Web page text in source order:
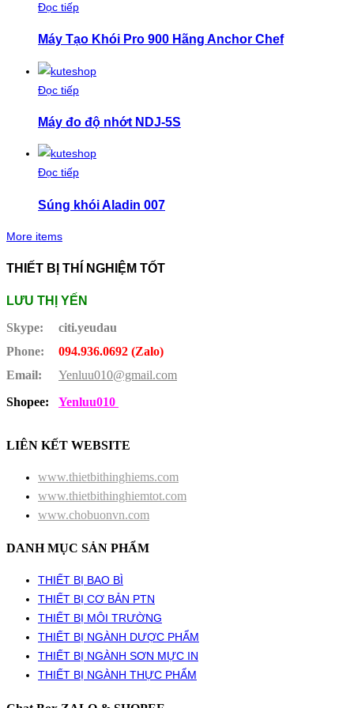
Đọc tiếp
Máy Tạo Khói Pro 900 Hãng Anchor Chef
Đọc tiếp
Máy đo độ nhớt NDJ-5S
Đọc tiếp
Súng khói Aladin 007
More items
THIẾT BỊ THÍ NGHIỆM TỐT
LƯU THỊ YẾN
Skype:
citi.yeudau
Phone:
094.936.0692 (Zalo)
Email:
Yenluu010@gmail.com
Shopee:
Yenluu010
LIÊN KẾT WEBSITE
www.thietbithinghiems.com
www.thietbithinghiemtot.com
www.chobuonvn.com
DANH MỤC SẢN PHẨM
THIẾT BỊ BAO BÌ
THIẾT BỊ CƠ BẢN PTN
THIẾT BỊ MÔI TRƯỜNG
THIẾT BỊ NGÀNH DƯỢC PHẨM
THIẾT BỊ NGÀNH SƠN MỰC IN
THIẾT BỊ NGÀNH THỰC PHẨM